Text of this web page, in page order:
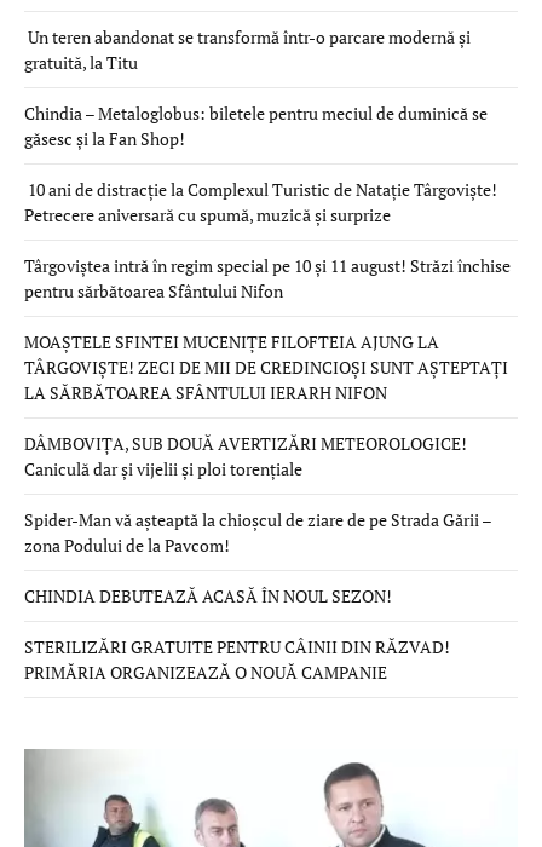
Un teren abandonat se transformă într-o parcare modernă și
gratuită, la Titu
Chindia – Metaloglobus: biletele pentru meciul de duminică se
găsesc și la Fan Shop!
10 ani de distracție la Complexul Turistic de Natație Târgoviște!
Petrecere aniversară cu spumă, muzică și surprize
Târgoviștea intră în regim special pe 10 și 11 august! Străzi închise
pentru sărbătoarea Sfântului Nifon
MOAȘTELE SFINTEI MUCENIȚE FILOFTEIA AJUNG LA
TÂRGOVIȘTE! ZECI DE MII DE CREDINCIOȘI SUNT AȘTEPTAȚI
LA SĂRBĂTOAREA SFÂNTULUI IERARH NIFON
DÂMBOVIȚA, SUB DOUĂ AVERTIZĂRI METEOROLOGICE!
Caniculă dar și vijelii și ploi torențiale
Spider-Man vă așteaptă la chioșcul de ziare de pe Strada Gării –
zona Podului de la Pavcom!
CHINDIA DEBUTEAZĂ ACASĂ ÎN NOUL SEZON!
STERILIZĂRI GRATUITE PENTRU CÂINII DIN RĂZVAD!
PRIMĂRIA ORGANIZEAZĂ O NOUĂ CAMPANIE